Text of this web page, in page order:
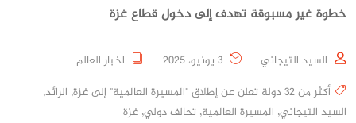
خطوة غير مسبوقة تهدف إلى دخول قطاع غزة
السيد التيجاني
اخبار العالم
أكثر من 32 دولة تعلن عن إطلاق "المسيرة العالمية" إلى غزة
, الرائد,
السيد التيجاني, المسيرة العالمية, تحالف دولي, غزة